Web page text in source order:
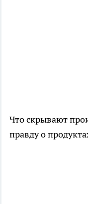
Что скрывают
правду о